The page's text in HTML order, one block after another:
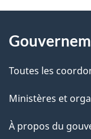
D
t
a
l
s
propos
ce
site
Toutes les
Ministères et
À propos du